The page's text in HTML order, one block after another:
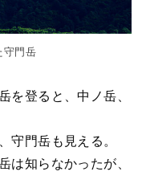
守門岳
登ると、中ノ岳、
門岳も見える。
知らなかったが、